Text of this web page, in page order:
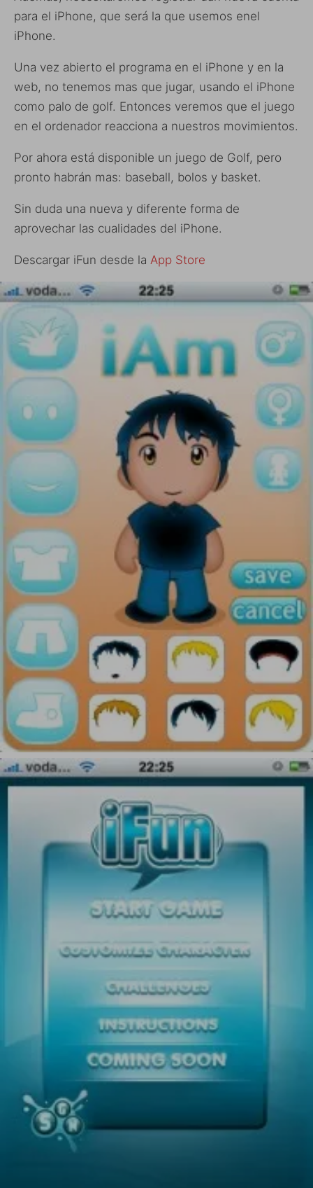
para el iPhone, que será la que usemos enel
iPhone.
Una vez abierto el programa en el iPhone y en la
web, no tenemos mas que jugar, usando el iPhone
como palo de golf. Entonces veremos que el juego
en el ordenador reacciona a nuestros movimientos.
Por ahora está disponible un juego de Golf, pero
pronto habrán mas: baseball, bolos y basket.
Sin duda una nueva y diferente forma de
aprovechar las cualidades del iPhone.
Descargar iFun desde la App Store